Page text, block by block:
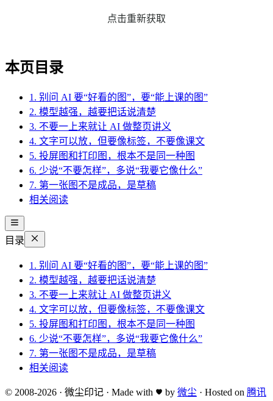
点击重新获取
本页目录
1. 别问 AI 要“好看的图”，要“能上课的图”
2. 模型越强，越要把话说清楚
3. 不要一上来就让 AI 做整页讲义
4. 文字可以放，但要像标签，不要像课文
5. 投屏图和打印图，根本不是同一种图
6. 少说“不要怎样”，多说“我要它像什么”
7. 第一张图不是成品，是草稿
相关阅读
目录
1. 别问 AI 要“好看的图”，要“能上课的图”
2. 模型越强，越要把话说清楚
3. 不要一上来就让 AI 做整页讲义
4. 文字可以放，但要像标签，不要像课文
5. 投屏图和打印图，根本不是同一种图
6. 少说“不要怎样”，多说“我要它像什么”
7. 第一张图不是成品，是草稿
相关阅读
© 2008-2026 · 微尘印记 · Made with by 微尘 · Hosted on 腾讯